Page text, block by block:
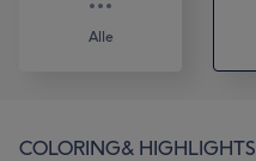
Alle
COLORING& HIGHLIGHTS